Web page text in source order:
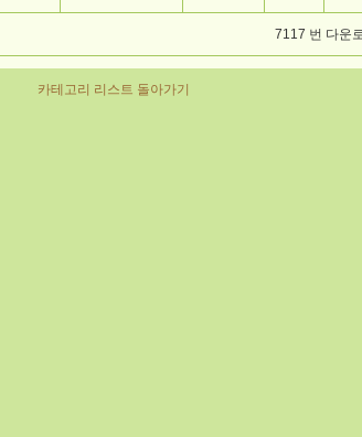
7117 번 다운
카테고리 리스트 돌아가기